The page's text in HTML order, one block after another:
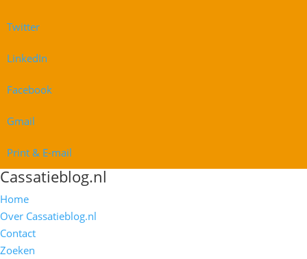
Twitter
LinkedIn
Facebook
Gmail
Print & E-mail
Cassatieblog.nl
Home
Over Cassatieblog.nl
Contact
Zoeken